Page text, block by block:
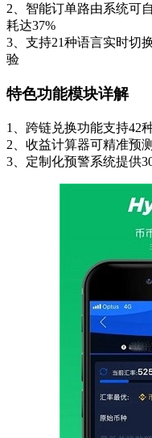
2、智能订单路由系统可
耗达37%
3、支持21种语言实时切
验
特色功能模块详解
1、跨链兑换功能支持42
2、收益计算器可精准预
3、定制化预警系统提供